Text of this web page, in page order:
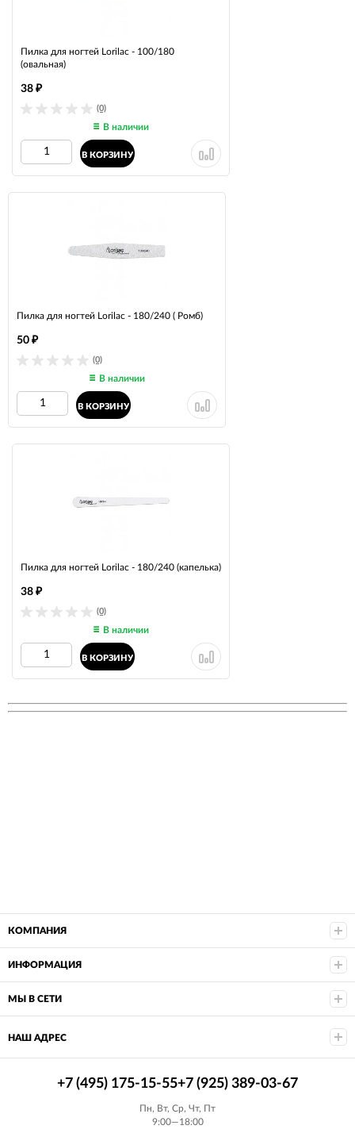
Пилка для ногтей Lorilac - 100/180
(овальная)
(0)
38 ₽
В наличии
В КОРЗИНУ
Пилка для ногтей Lorilac - 180/240 ( Ромб)
(0)
50 ₽
В наличии
В КОРЗИНУ
Пилка для ногтей Lorilac - 180/240 (капелька)
(0)
38 ₽
В наличии
В КОРЗИНУ
КОМПАНИЯ
ИНФОРМАЦИЯ
МЫ В СЕТИ
НАШ АДРЕС
+7 (495) 175-15-55+7 (925) 389-03-67
Пн, Вт, Ср, Чт, Пт
9:00—18:00